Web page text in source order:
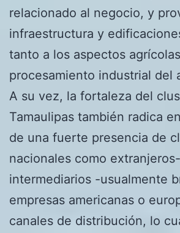
relacionado al negocio, y
infraestructura y
tanto a los aspectos
procesamiento industrial del
A su vez, la fortaleza del
Tamaulipas también radica
de una fuerte presencia de
nacionales como
intermediarios -usualmente
empresas americanas o
canales de distribución, lo